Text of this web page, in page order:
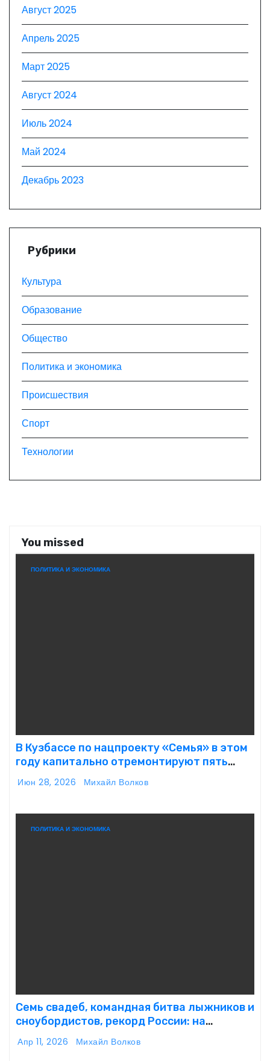
Август 2025
Апрель 2025
Март 2025
Август 2024
Июль 2024
Май 2024
Декабрь 2023
Рубрики
Культура
Образование
Общество
Политика и экономика
Происшествия
Спорт
Технологии
You missed
ПОЛИТИКА И ЭКОНОМИКА
В Кузбассе по нацпроекту «Семья» в этом
году капитально отремонтируют пять
детских садов
Июн 28, 2026 Михайл Волков
ПОЛИТИКА И ЭКОНОМИКА
Семь свадеб, командная битва лыжников и
сноубордистов, рекорд России: на
Шерегеше стартовал фестиваль
«ГрелкаФест»
Апр 11, 2026 Михайл Волков